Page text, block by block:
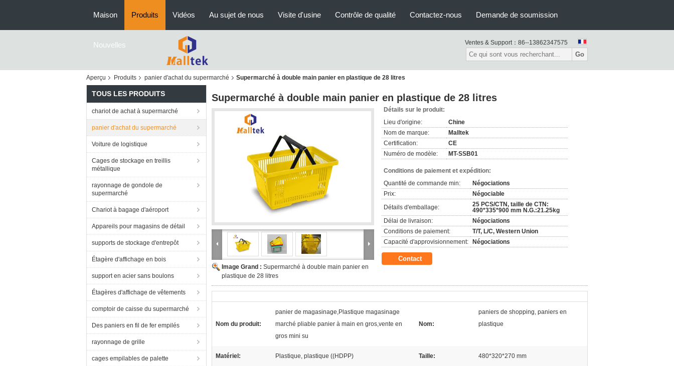
Maison Produits Vidéos Au sujet de nous Visite d'usine Contrôle de qualité Contactez-nous Demande de soumission
Nouvelles Ventes & Support： 86--13862347575
Go
Aperçu Produits panier d'achat du supermarché Supermarché à double main panier en plastique de 28 litres
TOUS LES PRODUITS
chariot de achat à supermarché
panier d'achat du supermarché
Voiture de logistique
Cages de stockage en treillis
métallique
rayonnage de gondole de
supermarché
Chariot à bagage d'aéroport
Appareils pour magasins de détail
supports de stockage d'entrepôt
Étagère d'affichage en bois
support en acier sans boulons
Étagères d'affichage de vêtements
comptoir de caisse du supermarché
Des paniers en fil de fer empilés
rayonnage de grille
cages empilables de palette
Supermarché à double main panier en plastique de 28 litres
Image Grand : Supermarché à double main panier en
plastique de 28 litres
Détails sur le produit:
Lieu d'origine:
Chine
Nom de marque:
Malltek
Certification:
CE
Numéro de modèle:
MT-SSB01
Conditions de paiement et expédition:
Quantité de commande min:
Négociations
Prix:
Négociable
Détails d'emballage:
25 PCS/CTN, taille de CTN:
490*335*900 mm N.G.:21.25kg
Délai de livraison:
Négociations
Conditions de paiement:
T/T, L/C, Western Union
Capacité d'approvisionnement:
Négociations
Contact
Nom du produit:
panier de magasinage,Plastique magasinage
marché pliable panier à main en gros,vente en
gros mini su
Nom:
paniers de shopping, paniers en
plastique
Matériel: Plastique, plastique ((HDPP) Taille: 480*320*270 mm